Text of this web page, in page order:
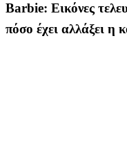
Barbie: Eικόνες
πόσο έχει αλλάξει η